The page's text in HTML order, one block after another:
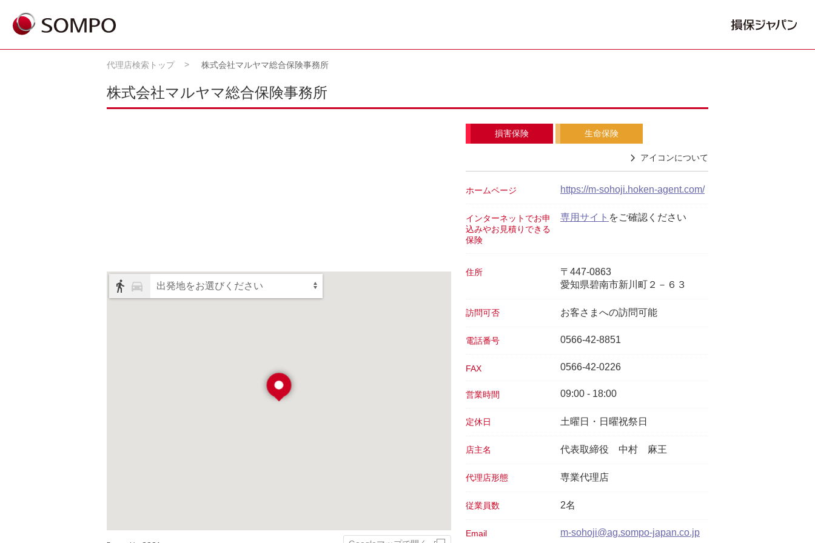
代理店検索トップ 株式会社マルヤマ総合保険事務所
株式会社マルヤマ総合保険事務所
損害保険 生命保険
アイコンについて
ホームページ https://m-sohoji.hoken-agent.com/
インターネットでお申
込みやお見積りできる
保険
専用サイト をご確認ください
住所
〒447-0863
愛知県碧南市新川町２－６３
訪問可否 お客さまへの訪問可能
電話番号 0566-42-8851
FAX 0566-42-0226
営業時間 09:00 - 18:00
定休日 土曜日・日曜祝祭日
店主名 代表取締役 中村 麻王
代理店形態 専業代理店
従業員数 2名
Email m-sohoji@ag.sompo-japan.co.jp
出発地をお選びください